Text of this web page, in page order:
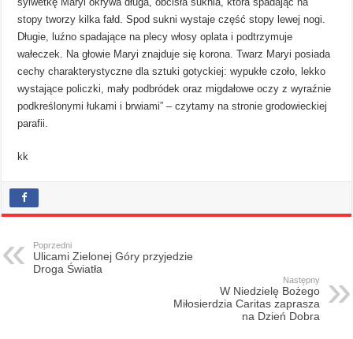
stopy tworzy kilka fałd. Spod sukni wystaje część stopy lewej nogi.
Długie, luźno spadające na plecy włosy oplata i podtrzymuje
wałeczek. Na głowie Maryi znajduje się korona. Twarz Maryi posiada
cechy charakterystyczne dla sztuki gotyckiej: wypukłe czoło, lekko
wystające policzki, mały podbródek oraz migdałowe oczy z wyraźnie
podkreślonymi łukami i brwiami” – czytamy na stronie grodowieckiej
parafii.
kk
Poprzedni
Ulicami Zielonej Góry przyjedzie
Droga Światła
Następny
W Niedzielę Bożego
Miłosierdzia Caritas zaprasza
na Dzień Dobra